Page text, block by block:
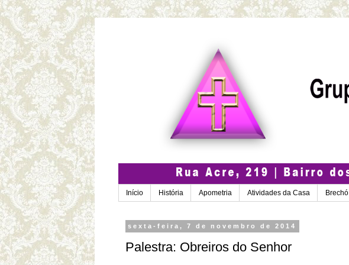
Início História Apometria Atividades da Casa Brechó
sexta-feira, 7 de novembro de 2014
Palestra: Obreiros do Senhor